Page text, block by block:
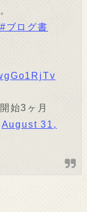
#ブログ書
開始3ヶ月
August 31,